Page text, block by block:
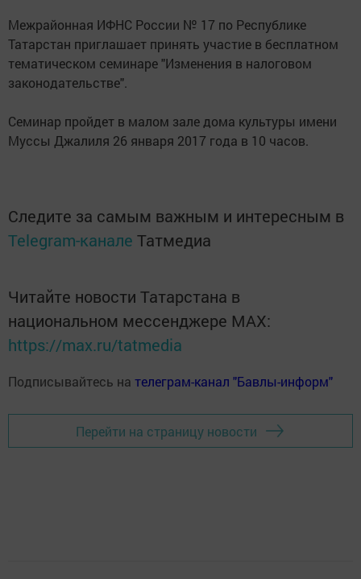
Межрайонная ИФНС России № 17 по Республике
Татарстан приглашает принять участие в бесплатном
тематическом семинаре "Изменения в налоговом
законодательстве".
Семинар пройдет в малом зале дома культуры имени
Муссы Джалиля 26 января 2017 года в 10 часов.
Следите за самым важным и интересным в
Telegram-канале Татмедиа
Читайте новости Татарстана в
национальном мессенджере MАХ:
https://max.ru/tatmedia
Подписывайтесь на телеграм-канал "Бавлы-информ"
Перейти на страницу новости